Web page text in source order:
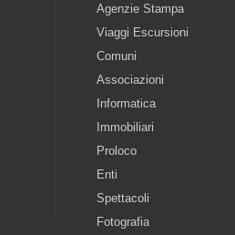
Agenzie Stampa
Viaggi Escursioni
Comuni
Associazioni
Informatica
Immobiliari
Proloco
Enti
Spettacoli
Fotografia